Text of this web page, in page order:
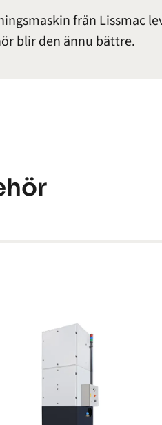
från Lissmac
blir den ännu bättre.